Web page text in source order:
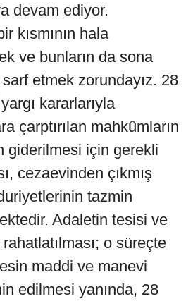
devam ediyor.
kısmının hala
ve bunların da sona
etmek zorundayız. 28
kararlarıyla
çarptırılan mahkûmların
giderilmesi için gerekli
cezaevinden çıkmış
tazmin
Adaletin tesisi ve
o süreçte
maddi ve manevi
edilmesi yanında, 28